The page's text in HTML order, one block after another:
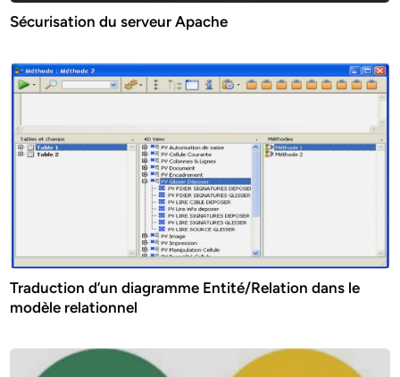
Sécurisation du serveur Apache
Traduction d’un diagramme Entité/Relation dans le
modèle relationnel